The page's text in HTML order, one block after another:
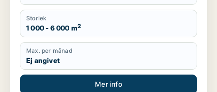
Storlek
1 000 - 6 000 m2
Max. per månad
Ej angivet
Mer info